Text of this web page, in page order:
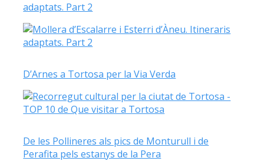
adaptats. Part 2
D’Arnes a Tortosa per la Via Verda
De les Pollineres als pics de Monturull i de
Perafita pels estanys de la Pera